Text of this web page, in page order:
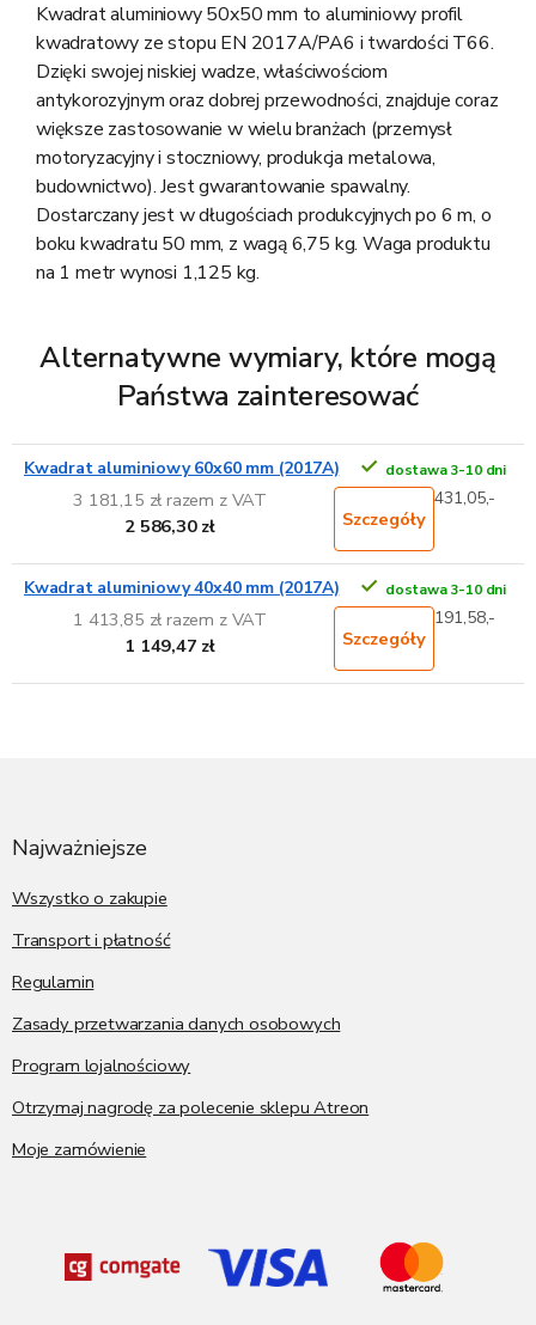
Kwadrat aluminiowy 50x50 mm to aluminiowy profil
kwadratowy ze stopu EN 2017A/PA6 i twardości T66.
Dzięki swojej niskiej wadze, właściwościom
antykorozyjnym oraz dobrej przewodności, znajduje coraz
większe zastosowanie w wielu branżach (przemysł
motoryzacyjny i stoczniowy, produkcja metalowa,
budownictwo). Jest gwarantowanie spawalny.
Dostarczany jest w długościach produkcyjnych po 6 m, o
boku kwadratu 50 mm, z wagą 6,75 kg. Waga produktu
na 1 metr wynosi 1,125 kg.
Alternatywne wymiary, które mogą
Państwa zainteresować
Kwadrat aluminiowy 60x60 mm (2017A) dostawa 3-10 dni
3 181,15 zł razem z VAT
2 586,30 zł
Szczegóły
431,05,-
Kwadrat aluminiowy 40x40 mm (2017A) dostawa 3-10 dni
1 413,85 zł razem z VAT
1 149,47 zł
Szczegóły
191,58,-
Najważniejsze
Wszystko o zakupie
Transport i płatność
Regulamin
Zasady przetwarzania danych osobowych
Program lojalnościowy
Otrzymaj nagrodę za polecenie sklepu Atreon
Moje zamówienie